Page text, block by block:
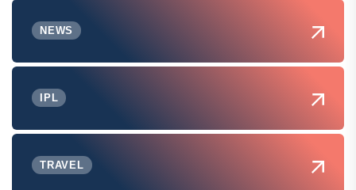
NEWS
IPL
TRAVEL